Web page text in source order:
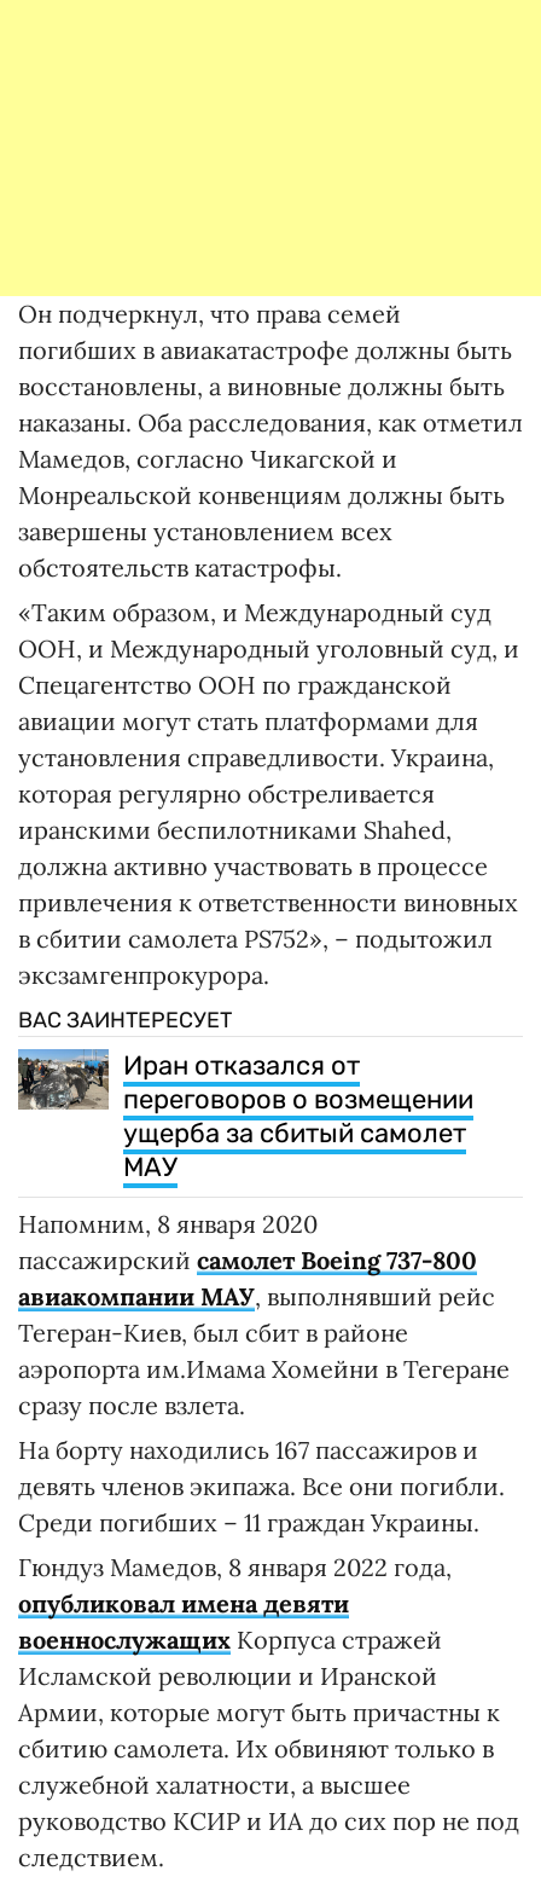
Он подчеркнул, что права семей
погибших в авиакатастрофе должны быть
восстановлены, а виновные должны быть
наказаны. Оба расследования, как отметил
Мамедов, согласно Чикагской и
Монреальской конвенциям должны быть
завершены установлением всех
обстоятельств катастрофы.
«Таким образом, и Международный суд
ООН, и Международный уголовный суд, и
Спецагентство ООН по гражданской
авиации могут стать платформами для
установления справедливости. Украина,
которая регулярно обстреливается
иранскими беспилотниками Shahed,
должна активно участвовать в процессе
привлечения к ответственности виновных
в сбитии самолета PS752», – подытожил
эксзамгенпрокурора.
ВАС ЗАИНТЕРЕСУЕТ
Иран отказался от
переговоров о возмещении
ущерба за сбитый самолет
МАУ
Напомним, 8 января 2020
пассажирский самолет Boeing 737-800
авиакомпании МАУ, выполнявший рейс
Тегеран-Киев, был сбит в районе
аэропорта им.Имама Хомейни в Тегеране
сразу после взлета.
На борту находились 167 пассажиров и
девять членов экипажа. Все они погибли.
Среди погибших – 11 граждан Украины.
Гюндуз Мамедов, 8 января 2022 года,
опубликовал имена девяти
военнослужащих Корпуса стражей
Исламской революции и Иранской
Армии, которые могут быть причастны к
сбитию самолета. Их обвиняют только в
служебной халатности, а высшее
руководство КСИР и ИА до сих пор не под
следствием.